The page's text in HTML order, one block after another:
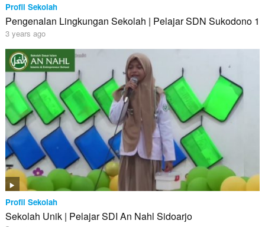
Profil Sekolah
Pengenalan Lingkungan Sekolah | Pelajar SDN Sukodono 1
3 years ago
Profil Sekolah
Sekolah Unik | Pelajar SDI An Nahl Sidoarjo